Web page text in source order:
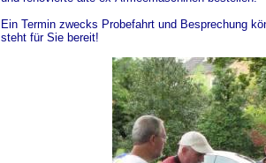
Ein Termin zwecks Probefahrt und Besprechung
steht für Sie bereit!